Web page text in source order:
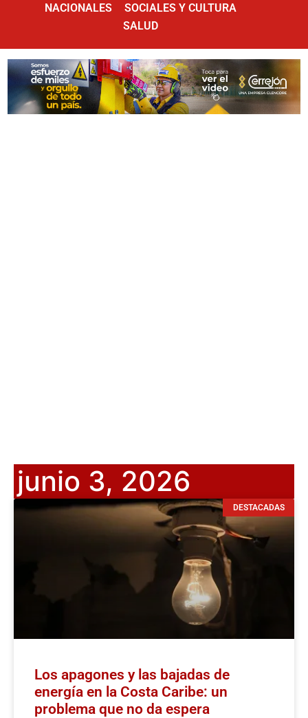
NACIONALES
SOCIALES Y CULTURA
SALUD
junio 3, 2026
DESTACADAS
Los apagones y las bajadas de
energía en la Costa Caribe: un
problema que no da espera